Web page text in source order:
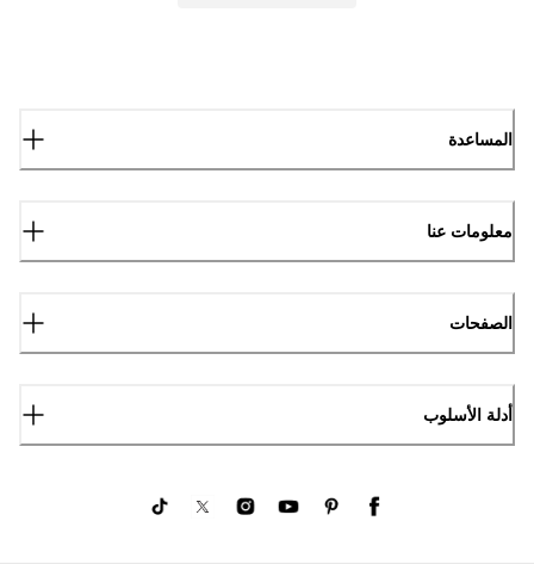
المساعدة
معلومات عنا
الصفحات
أدلة الأسلوب